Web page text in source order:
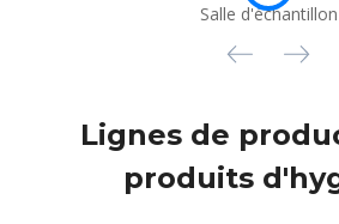
Salle d'échantillon
Lignes de
produits